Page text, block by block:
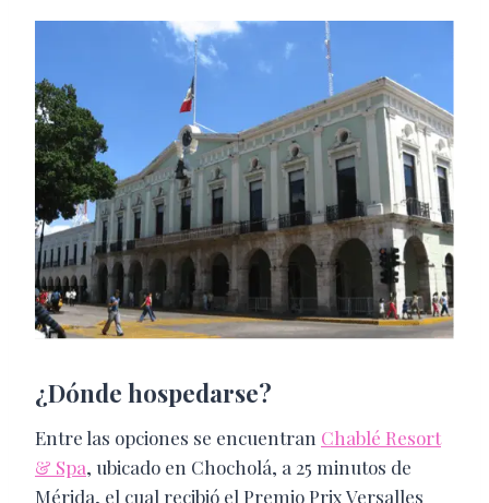
¿Dónde hospedarse?
Entre las opciones se encuentran Chablé Resort
& Spa, ubicado en Chocholá, a 25 minutos de
Mérida, el cual recibió el Premio Prix Versalles